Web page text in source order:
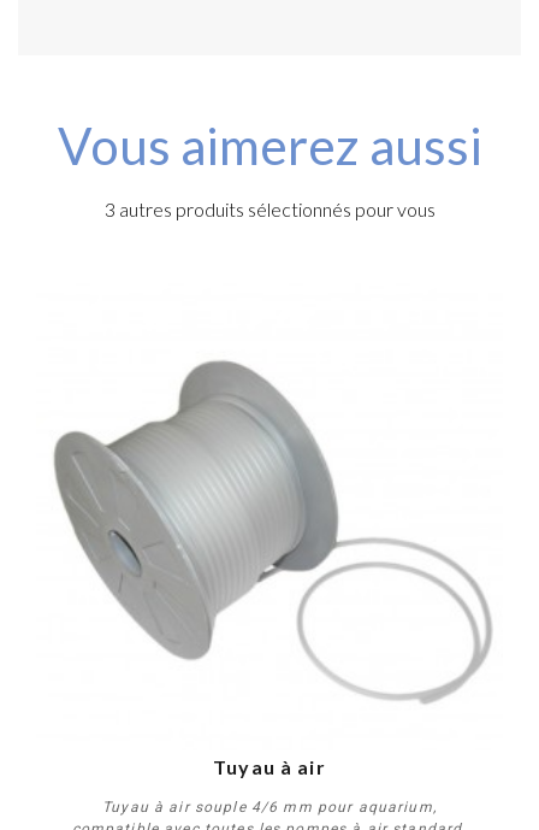
Vous aimerez aussi
3 autres produits sélectionnés pour vous
Tuyau à air
Tuyau à air souple 4/6 mm pour aquarium,